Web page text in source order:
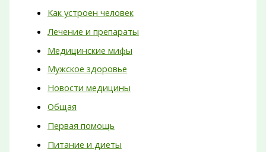
Как устроен человек
Лечение и препараты
Медицинские мифы
Мужское здоровье
Новости медицины
Общая
Первая помощь
Питание и диеты